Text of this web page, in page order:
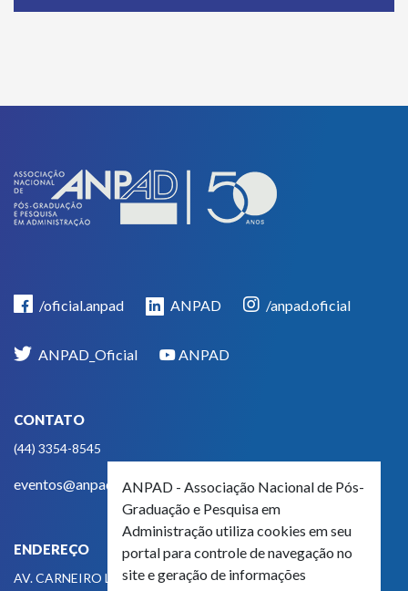
/oficial.anpad ANPAD /anpad.oficial
ANPAD_Oficial ANPAD
CONTATO
(44) 3354-8545
eventos@anpad.org.br
ENDEREÇO
AV. CARNEIRO LEÃO, 825
ANPAD - Associação Nacional de Pós-
Graduação e Pesquisa em
Administração utiliza cookies em seu
portal para controle de navegação no
site e geração de informações